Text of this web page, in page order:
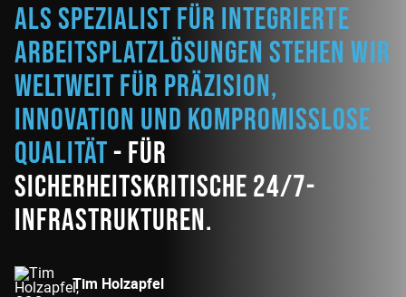
Als Spezialist für integrierte
Arbeitsplatzlösungen stehen wir
weltweit für Präzision,
Innovation und kompromisslose
Qualität- für
sicherheitskritische 24/7-
Infrastrukturen.
Tim Holzapfel